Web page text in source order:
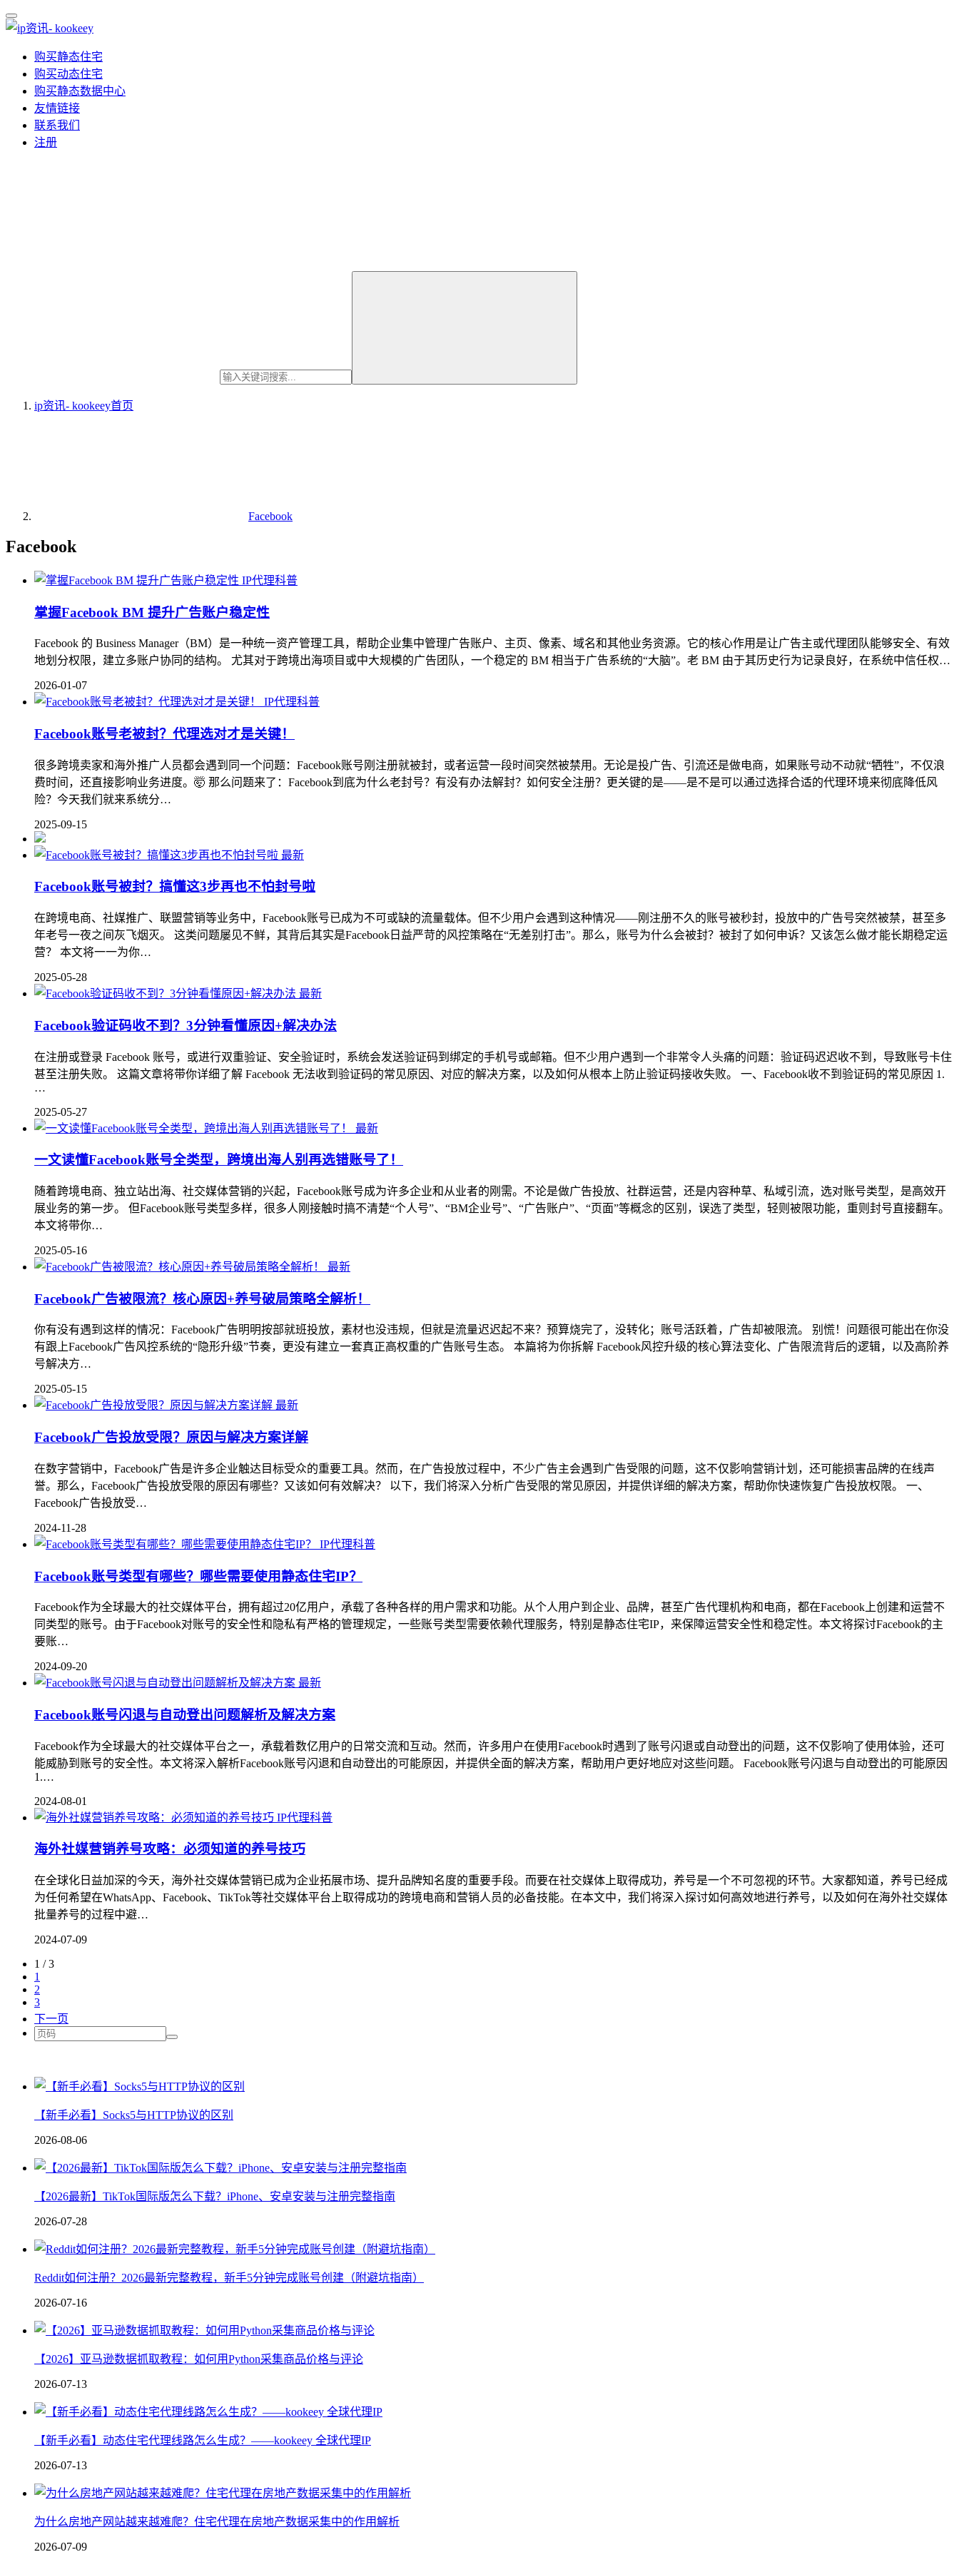
购买静态住宅
购买动态住宅
购买静态数据中心
友情链接
联系我们
注册
ip资讯- kookeey首页
Facebook
Facebook
IP代理科普
掌握Facebook BM 提升广告账户稳定性
Facebook 的 Business Manager（BM）是一种统一资产管理工具，帮助企业集中管理广告账户、主页、像素、域名和其他业务资源。它的核心作用是让广告主或代理团队能够安全、有效
地划分权限，建立多账户协同的结构。 尤其对于跨境出海项目或中大规模的广告团队，一个稳定的 BM 相当于广告系统的“大脑”。老 BM 由于其历史行为记录良好，在系统中信任权…
2026-01-07
IP代理科普
Facebook账号老被封？代理选对才是关键！
很多跨境卖家和海外推广人员都会遇到同一个问题：Facebook账号刚注册就被封，或者运营一段时间突然被禁用。无论是投广告、引流还是做电商，如果账号动不动就“牺牲”，不仅浪
费时间，还直接影响业务进度。🤯 那么问题来了：Facebook到底为什么老封号？有没有办法解封？如何安全注册？更关键的是——是不是可以通过选择合适的代理环境来彻底降低风
险？今天我们就来系统分…
2025-09-15
最新
Facebook账号被封？搞懂这3步再也不怕封号啦
在跨境电商、社媒推广、联盟营销等业务中，Facebook账号已成为不可或缺的流量载体。但不少用户会遇到这种情况——刚注册不久的账号被秒封，投放中的广告号突然被禁，甚至多
年老号一夜之间灰飞烟灭。 这类问题屡见不鲜，其背后其实是Facebook日益严苛的风控策略在“无差别打击”。那么，账号为什么会被封？被封了如何申诉？又该怎么做才能长期稳定运
营？ 本文将一一为你…
2025-05-28
最新
Facebook验证码收不到？3分钟看懂原因+解决办法
在注册或登录 Facebook 账号，或进行双重验证、安全验证时，系统会发送验证码到绑定的手机号或邮箱。但不少用户遇到一个非常令人头痛的问题：验证码迟迟收不到，导致账号卡住
甚至注册失败。 这篇文章将带你详细了解 Facebook 无法收到验证码的常见原因、对应的解决方案，以及如何从根本上防止验证码接收失败。 一、Facebook收不到验证码的常见原因 1.
…
2025-05-27
最新
一文读懂Facebook账号全类型，跨境出海人别再选错账号了！
随着跨境电商、独立站出海、社交媒体营销的兴起，Facebook账号成为许多企业和从业者的刚需。不论是做广告投放、社群运营，还是内容种草、私域引流，选对账号类型，是高效开
展业务的第一步。 但Facebook账号类型多样，很多人刚接触时搞不清楚“个人号”、“BM企业号”、“广告账户”、“页面”等概念的区别，误选了类型，轻则被限功能，重则封号直接翻车。
本文将带你…
2025-05-16
最新
Facebook广告被限流？核心原因+养号破局策略全解析！
你有没有遇到这样的情况：Facebook广告明明按部就班投放，素材也没违规，但就是流量迟迟起不来？预算烧完了，没转化；账号活跃着，广告却被限流。 别慌！问题很可能出在你没
有跟上Facebook广告风控系统的“隐形升级”节奏，更没有建立一套真正高权重的广告账号生态。 本篇将为你拆解 Facebook风控升级的核心算法变化、广告限流背后的逻辑，以及高阶养
号解决方…
2025-05-15
最新
Facebook广告投放受限？原因与解决方案详解
在数字营销中，Facebook广告是许多企业触达目标受众的重要工具。然而，在广告投放过程中，不少广告主会遇到广告受限的问题，这不仅影响营销计划，还可能损害品牌的在线声
誉。那么，Facebook广告投放受限的原因有哪些？又该如何有效解决？ 以下，我们将深入分析广告受限的常见原因，并提供详细的解决方案，帮助你快速恢复广告投放权限。 一、
Facebook广告投放受…
2024-11-28
IP代理科普
Facebook账号类型有哪些？哪些需要使用静态住宅IP？
Facebook作为全球最大的社交媒体平台，拥有超过20亿用户，承载了各种各样的用户需求和功能。从个人用户到企业、品牌，甚至广告代理机构和电商，都在Facebook上创建和运营不
同类型的账号。由于Facebook对账号的安全性和隐私有严格的管理规定，一些账号类型需要依赖代理服务，特别是静态住宅IP，来保障运营安全性和稳定性。本文将探讨Facebook的主
要账…
2024-09-20
最新
Facebook账号闪退与自动登出问题解析及解决方案
Facebook作为全球最大的社交媒体平台之一，承载着数亿用户的日常交流和互动。然而，许多用户在使用Facebook时遇到了账号闪退或自动登出的问题，这不仅影响了使用体验，还可
能威胁到账号的安全性。本文将深入解析Facebook账号闪退和自动登出的可能原因，并提供全面的解决方案，帮助用户更好地应对这些问题。 Facebook账号闪退与自动登出的可能原因
1.…
2024-08-01
IP代理科普
海外社媒营销养号攻略：必须知道的养号技巧
在全球化日益加深的今天，海外社交媒体营销已成为企业拓展市场、提升品牌知名度的重要手段。而要在社交媒体上取得成功，养号是一个不可忽视的环节。大家都知道，养号已经成
为任何希望在WhatsApp、Facebook、TikTok等社交媒体平台上取得成功的跨境电商和营销人员的必备技能。在本文中，我们将深入探讨如何高效地进行养号，以及如何在海外社交媒体
批量养号的过程中避…
2024-07-09
1 / 3
1
2
3
下一页
【新手必看】Socks5与HTTP协议的区别
2026-08-06
【2026最新】TikTok国际版怎么下载？iPhone、安卓安装与注册完整指南
2026-07-28
Reddit如何注册？2026最新完整教程，新手5分钟完成账号创建（附避坑指南）
2026-07-16
【2026】亚马逊数据抓取教程：如何用Python采集商品价格与评论
2026-07-13
【新手必看】动态住宅代理线路怎么生成？——kookeey 全球代理IP
2026-07-13
为什么房地产网站越来越难爬？住宅代理在房地产数据采集中的作用解析
2026-07-09